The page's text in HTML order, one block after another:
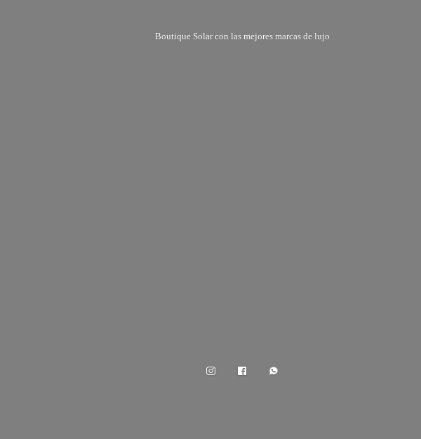
Boutique Solar con las mejores marcas de lujo